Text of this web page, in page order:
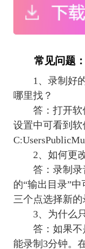
常见问题：
1、录制好的
哪里找？
答：打开软
设置中可看到
2、如何更改
答：录制录
的“输出目录”
三个点选择新
3、为什么只
答：如果不
能录制3分钟。